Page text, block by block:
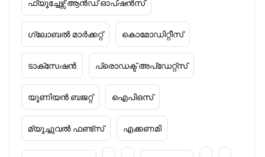
ഫ്യൂച്ചേഴ്സ് ആൻഡ് ഓപ്ഷൻസ്
ഗ്ലോബൽ മാർക്കറ്റ് കൊമോഡിറ്റീസ്
ടാക്‌സേഷൻ പ്രൊഡക്ട് അപ്‌ഡേറ്റ്സ്
യൂണിയൻ ബജറ്റ് ഐപിഒസ്
മ്യൂച്ചുവൽ ഫണ്ട്സ് എക്കണമി